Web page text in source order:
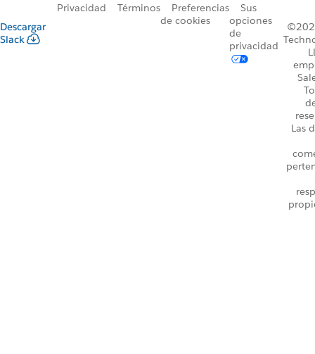
Descargar
Slack
Privacidad Términos
Preferencias
de cookies
Sus
opciones
de
privacidad
Las